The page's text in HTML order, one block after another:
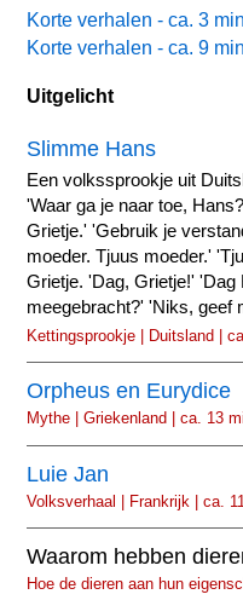
Korte verhalen - ca. 3
Korte verhalen - ca. 9
Uitgelicht
Slimme Hans
Een volkssprookje uit
'Waar ga je naar toe,
Grietje.' 'Gebruik je
moeder. Tjuus moeder.'
Grietje. 'Dag, Grietje!' 'Dag
meegebracht?' 'Niks, geef
Kettingsprookje | Duitsland |
Orpheus en Eurydice
Mythe | Griekenland | ca. 13
Luie Jan
Volksverhaal | Frankrijk | ca.
Waarom hebben
Hoe de dieren aan hun